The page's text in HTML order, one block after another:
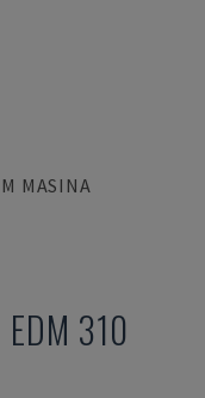
MASINA
EDM 310